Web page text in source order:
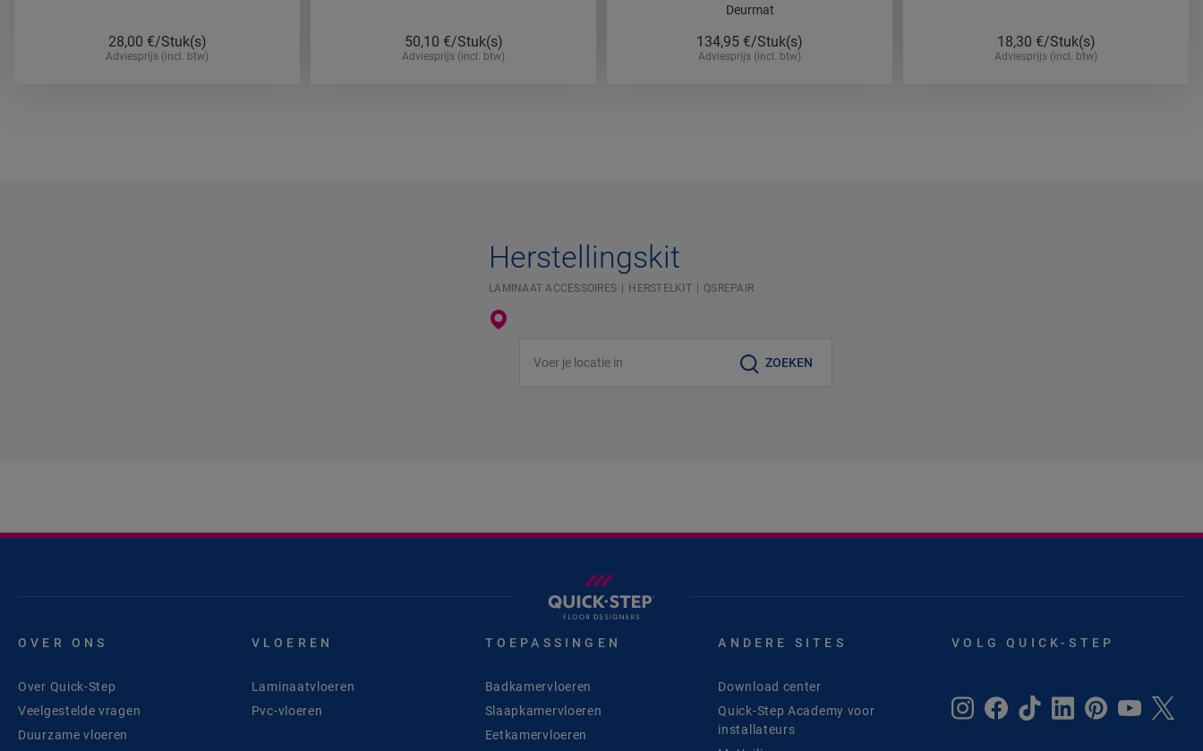
28,00 €/Stuk(s)
Adviesprijs (incl. btw)
50,10 €/Stuk(s)
Adviesprijs (incl. btw)
Deurmat
134,95 €/Stuk(s)
Adviesprijs (incl. btw)
18,30 €/Stuk(s)
Adviesprijs (incl. btw)
Herstellingskit
LAMINAAT ACCESSOIRES HERSTELKIT QSREPAIR
ZOEKEN
OVER ONS
Over Quick-Step
Veelgestelde vragen
Duurzame vloeren
VLOEREN
Laminaatvloeren
Pvc-vloeren
TOEPASSINGEN
Badkamervloeren
Slaapkamervloeren
Eetkamervloeren
ANDERE SITES
Download center
Quick-Step Academy voor
installateurs
VOLG QUICK-STEP